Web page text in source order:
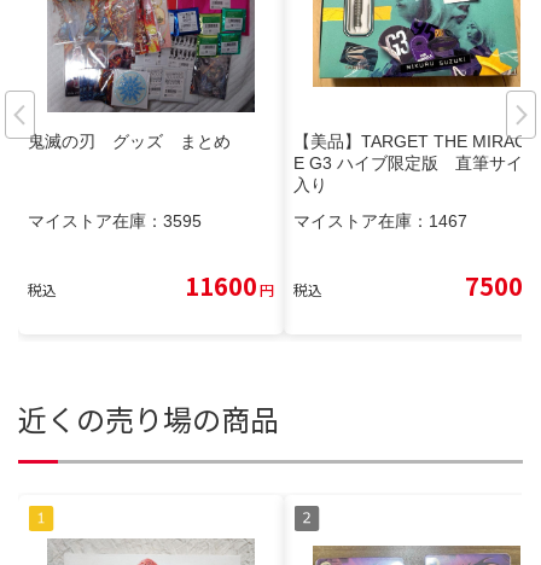
鬼滅の刃 グッズ まとめ
マイストア在庫： 3595
税込 11600円
【美品】TARGET THE MIRACL
E G3 ハイブ限定版 直筆サイン
入り
マイストア在庫： 1467
税込 7500
近くの売り場の商品